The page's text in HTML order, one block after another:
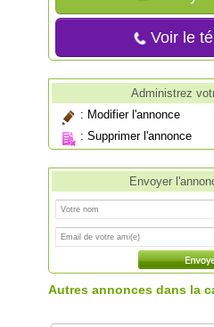
Voir le
Administrez
: Modifier l'annonce
:Supprimer l'annonce
Envoyer
Autres annonces dans la